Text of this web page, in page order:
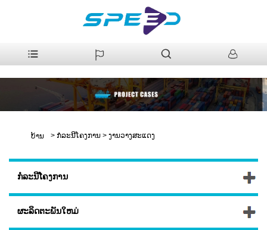
ບ້ານ > ກໍລະນີໂຄງການ > ງານວາງສະແດງ
ກໍລະນີໂຄງການ
ຜະລິດຕະພັນໃຫມ່